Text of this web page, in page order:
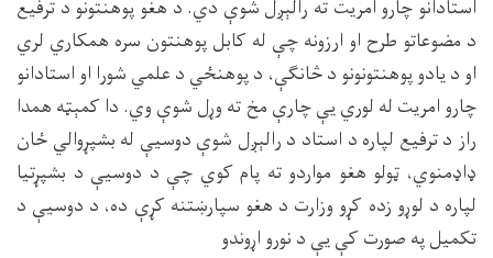
استادانو چارو امریت ته رالېږل شوې دي. د هغو پوهنتونو د ترفیع
د مضوعاتو طرح او ارزونه چې له کابل پوهنتون سره همکاري لري
او د یادو پوهنتونونو د څانګې، د پوهنځي د علمي شورا او استادانو
چارو امریت له لوري یې چارې مخ ته وړل شوې وي. دا کمېټه همدا
راز د ترفیع لپاره د استاد د رالېږل شوې دوسیې له بشپړوالي ځان
ډاډمنوي، ټولو هغو مواردو ته پام کوي چې د دوسیې د بشپړتیا
لپاره د لوړو زده کړو وزارت د هغو سپارښتنه کړې ده، د دوسیې د
تکمیل په صورت کې یې د نورو اړوندو